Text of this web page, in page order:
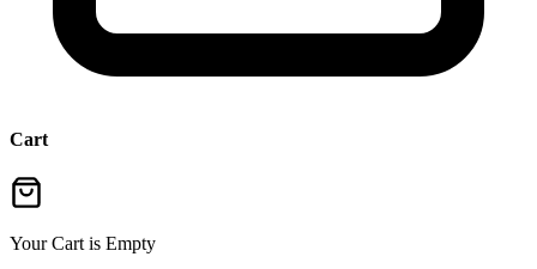
Cart
Your Cart is Empty